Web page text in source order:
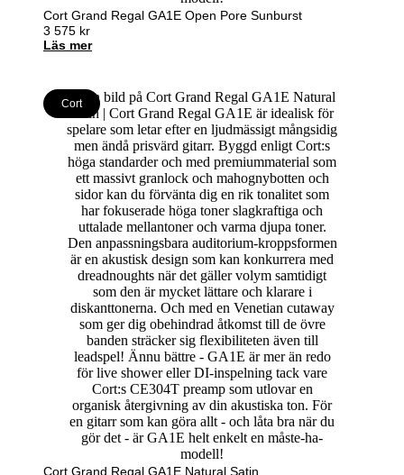
Cort Grand Regal GA1E Open Pore Sunburst
3 575 kr
Läs mer
Cort
Cort Grand Regal GA1E Natural Satin